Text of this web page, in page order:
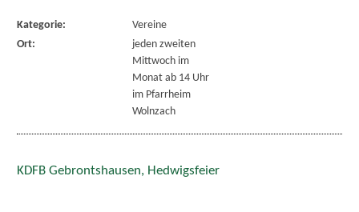
Kategorie:
Vereine
Ort:
jeden zweiten
Mittwoch im
Monat ab 14 Uhr
im Pfarrheim
Wolnzach
KDFB Gebrontshausen, Hedwigsfeier